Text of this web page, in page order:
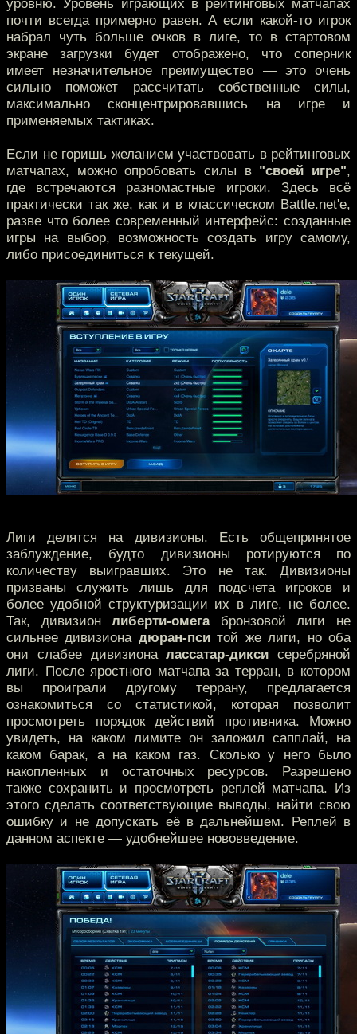
уровню. Уровень играющих в рейтинговых матчапах
почти всегда примерно равен. А если какой-то игрок
набрал чуть больше очков в лиге, то в стартовом
экране загрузки будет отображено, что соперник
имеет незначительное преимущество — это очень
сильно поможет рассчитать собственные силы,
максимально сконцентрировавшись на игре и
применяемых тактиках.
Если не горишь желанием участвовать в рейтинговых
матчапах, можно опробовать силы в "своей игре",
где встречаются разномастные игроки. Здесь всё
практически так же, как и в классическом Battle.net'е,
разве что более современный интерфейс: созданные
игры на выбор, возможность создать игру самому,
либо присоединиться к текущей.
Лиги делятся на дивизионы. Есть общепринятое
заблуждение, будто дивизионы ротируются по
количеству выигравших. Это не так. Дивизионы
призваны служить лишь для подсчета игроков и
более удобной структуризации их в лиге, не более.
Так, дивизионлиберти-омегабронзовой лиги не
сильнее дивизиона дюран-пситой же лиги, но оба
они слабее дивизионалассатар-дикси серебряной
лиги. После яростного матчапа за терран, в котором
вы проиграли другому террану, предлагается
ознакомиться со статистикой, которая позволит
просмотреть порядок действий противника. Можно
увидеть, на каком лимите он заложил сапплай, на
каком барак, а на каком газ. Сколько у него было
накопленных и остаточных ресурсов. Разрешено
также сохранить и просмотреть реплей матчапа. Из
этого сделать соответствующие выводы, найти свою
ошибку и не допускать её в дальнейшем. Реплей в
данном аспекте — удобнейшее нововведение.